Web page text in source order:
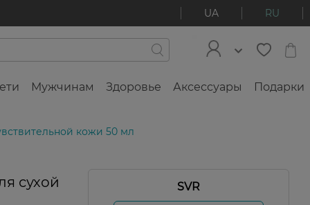
UA RU
Мужчинам Здоровье Аксессуары Подарки
кожи 50 мл
сухой
SVR